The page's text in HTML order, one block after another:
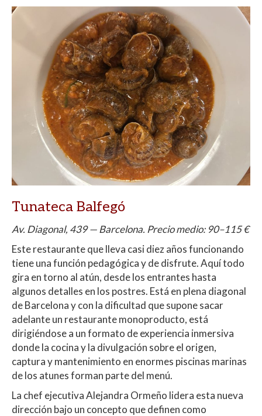
Tunateca Balfegó
Av. Diagonal, 439 — Barcelona. Precio medio: 90–115 €
Este restaurante que lleva casi diez años funcionando
tiene una función pedagógica y de disfrute. Aquí todo
gira en torno al atún, desde los entrantes hasta
algunos detalles en los postres. Está en plena diagonal
de Barcelona y con la dificultad que supone sacar
adelante un restaurante monoproducto, está
dirigiéndose a un formato de experiencia inmersiva
donde la cocina y la divulgación sobre el origen,
captura y mantenimiento en enormes piscinas marinas
de los atunes forman parte del menú.
La chef ejecutiva Alejandra Ormeño lidera esta nueva
dirección bajo un concepto que definen como